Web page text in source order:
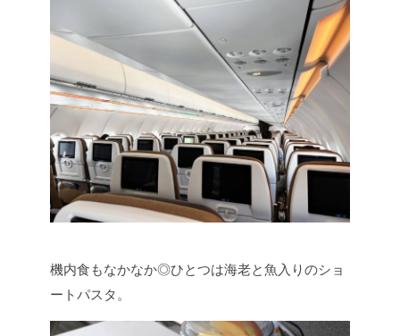
機内食もなかなか◎ひとつは海老と魚入りのショ
ートパスタ。